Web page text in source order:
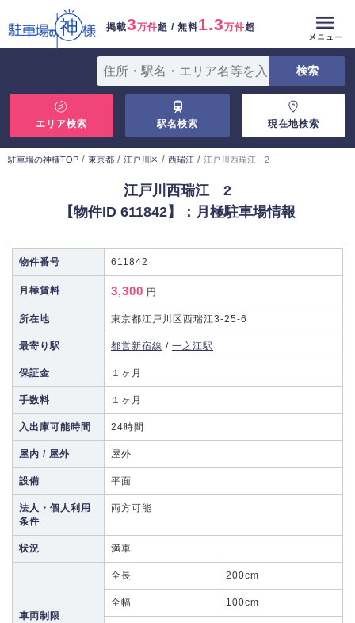
掲載3万件超 / 無料1.3万件超
エリア検索 駅名検索 現在地検索
駐車場の神様TOP / 東京都 / 江戸川区 / 西瑞江 / 江戸川西瑞江 2
江戸川西瑞江 2
【物件ID 611842】：月極駐車場情報
物件番号 611842
月極賃料 3,300 円
所在地 東京都江戸川区西瑞江3-25-6
最寄り駅 都営新宿線 / 一之江駅
保証金 １ヶ月
手数料 １ヶ月
入出庫可能時間 24時間
屋内 / 屋外 屋外
設備 平面
法人・個人利用
条件
両方可能
状況 満車
車両制限
全長 200cm
全幅 100cm